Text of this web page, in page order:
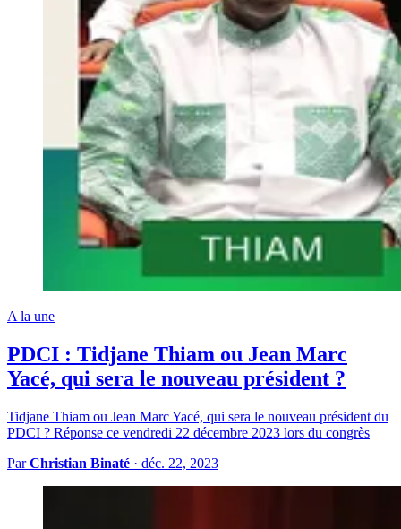
A la une
PDCI : Tidjane Thiam ou Jean Marc
Yacé, qui sera le nouveau président ?
Tidjane Thiam ou Jean Marc Yacé, qui sera le nouveau président du
PDCI ? Réponse ce vendredi 22 décembre 2023 lors du congrès
ParChristian Binaté · déc. 22, 2023